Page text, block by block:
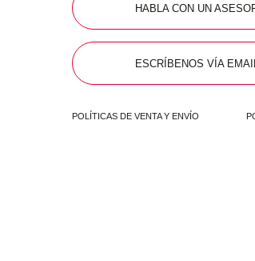
HABLA CON UN
ESCRÍBENOS VÍA EMAIL
POLÍTICAS DE VENTA Y ENVÍO